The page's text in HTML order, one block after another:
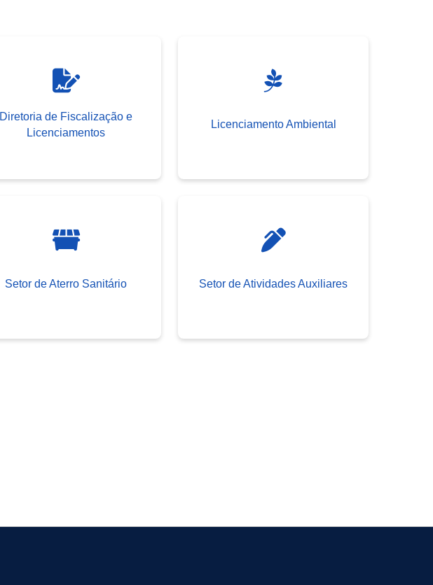
Diretoria de Fiscalização e
Licenciamentos
Licenciamento Ambiental
Setor de Aterro Sanitário Setor de Atividades Auxiliares